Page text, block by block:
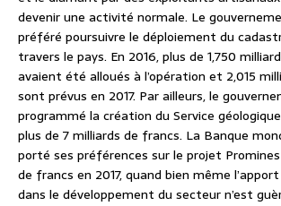
devenir une activité normale. Le
préféré poursuivre le déploiement du
travers le pays. En 2016, plus de 1,750
avaient été alloués à l’opération et 2,015
sont prévus en 2017. Par ailleurs, le
programmé la création du Service
plus de 7 milliards de francs. La Banque
porté ses préférences sur le projet
de francs en 2017, quand bien même
dans le développement du secteur n’est